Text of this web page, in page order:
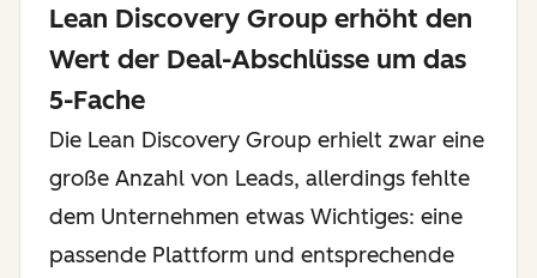
Lean Discovery Group erhöht den
Wert der Deal-Abschlüsse um das
5-Fache
Die Lean Discovery Group erhielt zwar eine
große Anzahl von Leads, allerdings fehlte
dem Unternehmen etwas Wichtiges: eine
passende Plattform und entsprechende